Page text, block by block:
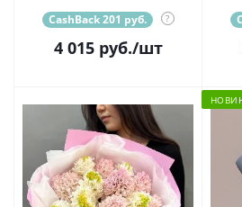
CashBack 201 руб. ?
4 015руб./шт